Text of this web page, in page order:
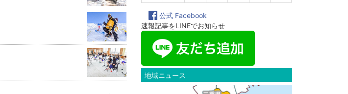
公式 Facebook
速報記事をLINEでお知らせ
地域ニュース